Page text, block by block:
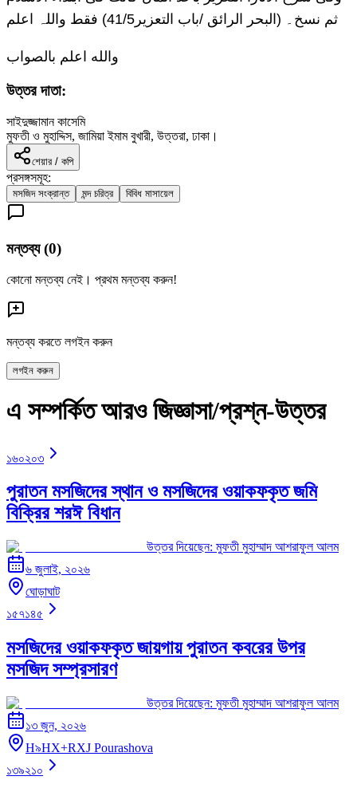
ثم نسخ۔ (البحر الرائق /باب التعزیر41/5) فقط واللہ اعلم
والله اعلم بالصواب
উত্তর দাতা:
সাইদুজ্জামান কাসেমি
মুফতী ও মুহাদ্দিস, জামিয়া ইমাম বুখারী, উত্তরা, ঢাকা।
শেয়ার / কপি
প্রসঙ্গসমূহ:
মসজিদ সংক্রান্ত মন্দ চরিত্র বিবিধ মাসায়েল
মন্তব্য (0)
কোনো মন্তব্য নেই। প্রথম মন্তব্য করুন!
মন্তব্য করতে লগইন করুন
লগইন করুন
এ সম্পর্কিত আরও জিজ্ঞাসা/প্রশ্ন-উত্তর
১৬০২০৩
পুরাতন মসজিদের স্থান ও মসজিদের ওয়াকফকৃত জমি
বিক্রির শরঈ বিধান
উত্তর দিয়েছেন: মুফতী মুহাম্মাদ আশরাফুল আলম
৬ জুলাই, ২০২৬
ঘোড়াঘাট
১৫৭১৪৫
মসজিদের ওয়াকফকৃত জায়গায় পুরাতন কবরের উপর
মসজিদ সম্প্রসারণ
উত্তর দিয়েছেন: মুফতী মুহাম্মাদ আশরাফুল আলম
১৩ জুন, ২০২৬
H৯HX+RXJ Pourashova
১৩৯২১০